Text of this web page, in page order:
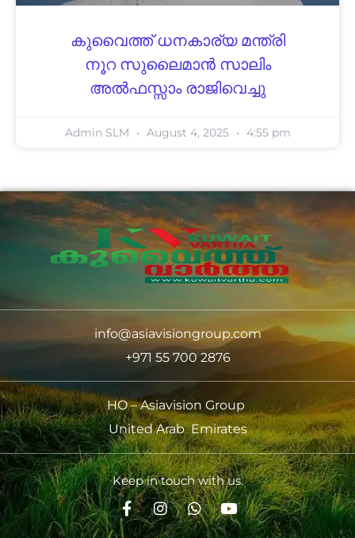
കുവൈത്ത് ധനകാര്യ മന്ത്രി
നൂറ സുലൈമാൻ സാലിം
അൽഫസ്സാം രാജിവെച്ചു
Admin SLM August 4, 2025 4:55 pm
info@asiavisiongroup.com
+971 55 700 2876
HO – Asiavision Group
United Arab Emirates
Keep in touch with us.